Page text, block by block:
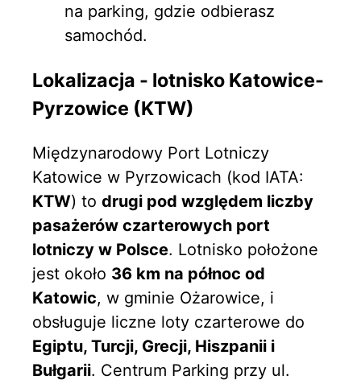
na parking, gdzie odbierasz
samochód.
Lokalizacja - lotnisko Katowice-
Pyrzowice (KTW)
Międzynarodowy Port Lotniczy
Katowice w Pyrzowicach (kod IATA:
KTW) to drugi pod względem liczby
pasażerów czarterowych port
lotniczy w Polsce. Lotnisko położone
jest około 36 km na północ od
Katowic, w gminie Ożarowice, i
obsługuje liczne loty czarterowe do
Egiptu, Turcji, Grecji, Hiszpanii i
Bułgarii. Centrum Parking przy ul.